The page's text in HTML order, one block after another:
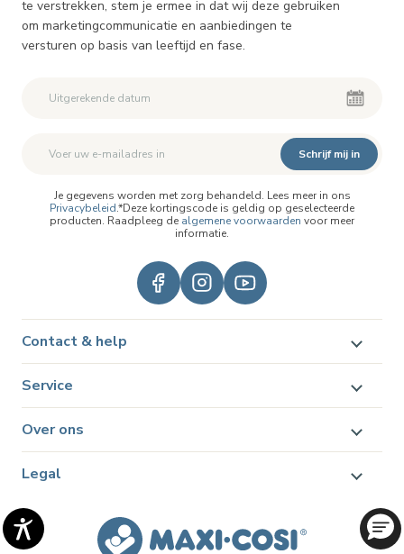
te verstrekken, stem je ermee in dat wij deze gebruiken
om marketingcommunicatie en aanbiedingen te
versturen op basis van leeftijd en fase.
Schrijf mij in
Je gegevens worden met zorg behandeld. Lees meer in ons
Privacybeleid.*Deze kortingscode is geldig op geselecteerde
producten. Raadpleeg de algemene voorwaarden voor meer
informatie.
Contact & help
Service
Over ons
Legal